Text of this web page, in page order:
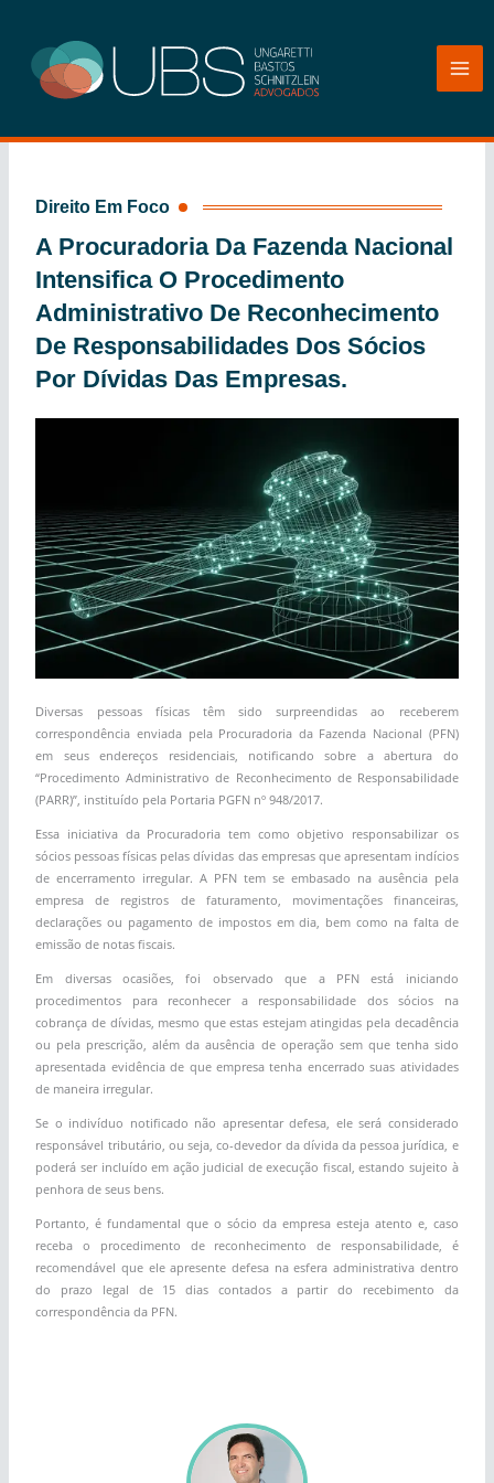
conteúdo
Direito Em Foco
A Procuradoria Da Fazenda Nacional
Intensifica O Procedimento
Administrativo De Reconhecimento
De Responsabilidades Dos Sócios
Por Dívidas Das Empresas.
Diversas pessoas físicas têm sido surpreendidas ao receberem
correspondência enviada pela Procuradoria da Fazenda Nacional (PFN)
em seus endereços residenciais, notificando sobre a abertura do
“Procedimento Administrativo de Reconhecimento de Responsabilidade
(PARR)”, instituído pela Portaria PGFN nº 948/2017.
Essa iniciativa da Procuradoria tem como objetivo responsabilizar os
sócios pessoas físicas pelas dívidas das empresas que apresentam indícios
de encerramento irregular. A PFN tem se embasado na ausência pela
empresa de registros de faturamento, movimentações financeiras,
declarações ou pagamento de impostos em dia, bem como na falta de
emissão de notas fiscais.
Em diversas ocasiões, foi observado que a PFN está iniciando
procedimentos para reconhecer a responsabilidade dos sócios na
cobrança de dívidas, mesmo que estas estejam atingidas pela decadência
ou pela prescrição, além da ausência de operação sem que tenha sido
apresentada evidência de que empresa tenha encerrado suas atividades
de maneira irregular.
Se o indivíduo notificado não apresentar defesa, ele será considerado
responsável tributário, ou seja, co-devedor da dívida da pessoa jurídica, e
poderá ser incluído em ação judicial de execução fiscal, estando sujeito à
penhora de seus bens.
Portanto, é fundamental que o sócio da empresa esteja atento e, caso
receba o procedimento de reconhecimento de responsabilidade, é
recomendável que ele apresente defesa na esfera administrativa dentro
do prazo legal de 15 dias contados a partir do recebimento da
correspondência da PFN.